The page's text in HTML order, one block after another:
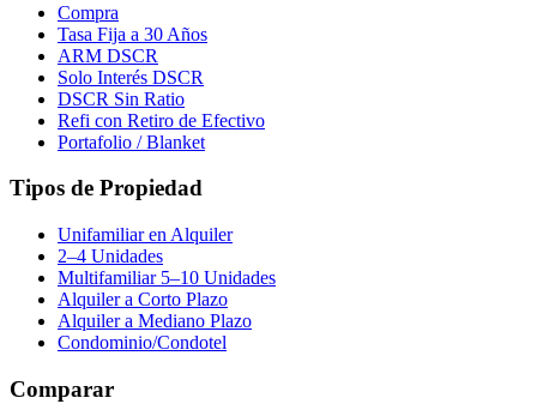
Compra
Tasa Fija a 30 Años
ARM DSCR
Solo Interés DSCR
DSCR Sin Ratio
Refi con Retiro de Efectivo
Portafolio / Blanket
Tipos de Propiedad
Unifamiliar en Alquiler
2–4 Unidades
Multifamiliar 5–10 Unidades
Alquiler a Corto Plazo
Alquiler a Mediano Plazo
Condominio/Condotel
Comparar